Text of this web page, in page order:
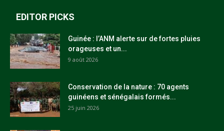
EDITOR PICKS
Guinée : l’ANM alerte sur de fortes pluies
orageuses et un...
9 août 2026
Conservation de la nature : 70 agents
guinéens et sénégalais formés...
25 juin 2026